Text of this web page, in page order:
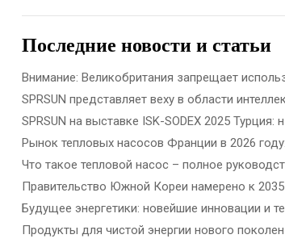
Последние новости и статьи
Что такое тепловой насос – полное